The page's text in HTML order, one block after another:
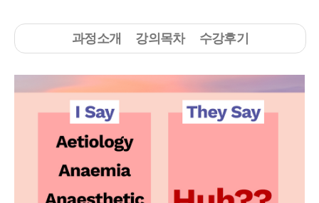
과정소개 강의목차 수강후기